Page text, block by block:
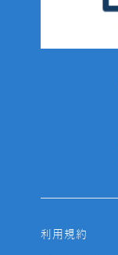
利用規約